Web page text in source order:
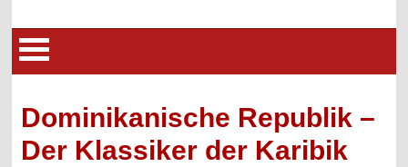
Dominikanische Republik –
Der Klassiker der Karibik